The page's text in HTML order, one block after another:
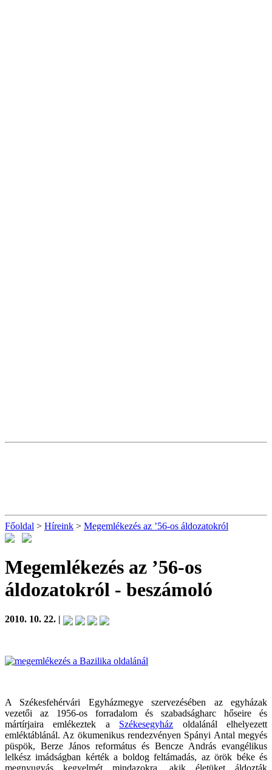
Főoldal > Híreink > Megemlékezés az ’56-os áldozatokról
Megemlékezés az ’56-os
áldozatokról - beszámoló
2010. 10. 22. |
A Székesfehérvári Egyházmegye szervezésében az egyházak
vezetői az 1956-os forradalom és szabadságharc hőseire és
mártírjaira emlékeztek a Székesegyház oldalánál elhelyezett
emléktáblánál. Az ökumenikus rendezvényen Spányi Antal megyés
püspök, Berze János református és Bencze András evangélikus
lelkész imádságban kérték a boldog feltámadás, az örök béke és
megnyugvás kegyelmét mindazokra, akik életüket áldozták